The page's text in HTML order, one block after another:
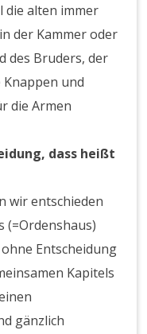
die alten immer
der Kammer oder
des Bruders, der
und
die Armen
dass heißt
wir entschieden
(=Ordenshaus)
Entscheidung
Kapitels
gänzlich